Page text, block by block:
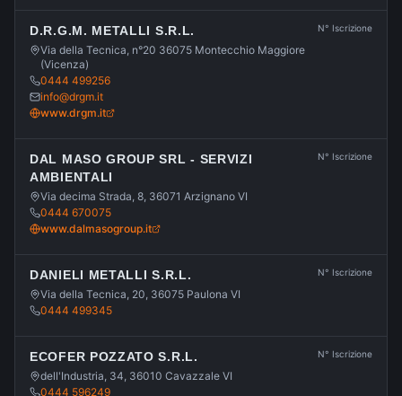
D.R.G.M. METALLI S.R.L.
Via della Tecnica, n°20 36075 Montecchio Maggiore
(Vicenza)
0444 499256
info@drgm.it
www.drgm.it
N° Iscrizione
DAL MASO GROUP SRL - SERVIZI
AMBIENTALI
Via decima Strada, 8, 36071 Arzignano VI
0444 670075
www.dalmasogroup.it
N° Iscrizione
DANIELI METALLI S.R.L.
Via della Tecnica, 20, 36075 Paulona VI
0444 499345
N° Iscrizione
ECOFER POZZATO S.R.L.
dell'Industria, 34, 36010 Cavazzale VI
0444 596249
N° Iscrizione